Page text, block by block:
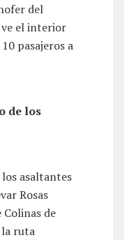
del
el interior
pasajeros a
de los
asaltantes
Rosas
de
la ruta